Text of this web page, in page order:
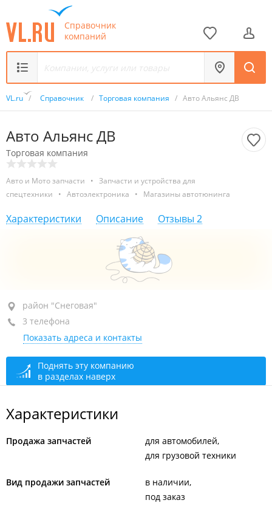
Справочник
компаний
VL.ru / Справочник / Торговая компания / Авто Альянс ДВ
Авто Альянс ДВ
Торговая компания
Авто и Мото запчасти • Запчасти и устройства для
спецтехники
• Автоэлектроника • Магазины автотюнинга
Характеристики Описание Отзывы 2
район "Снеговая", ул. Снеговая, 64
+7 914 790-43-18
+7 (423) 276-55-41
+7 (423) 279-01-92
сегодня закрыто
район "Снеговая"
3 телефона
Показать адреса и контакты
Поднять эту компанию
в разделах наверх
Характеристики
Продажа запчастей
для автомобилей
для грузовой техники
Вид продажи запчастей
в наличии
под заказ